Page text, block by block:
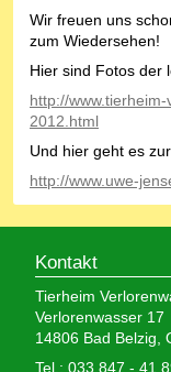
Wir freuen uns
zum Wiedersehen!
Hier sind Fotos der
http://
2012.html
Und hier geht es
http://www.uwe-
Kontakt
Tierheim
Verlorenwasser 17
14806 Bad Belzig,
Tel.: 033 847 - 41